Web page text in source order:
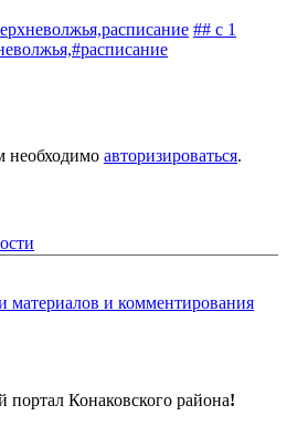
расписание ## с 1
#расписание
необходимо авторизироваться.
материалов и комментирования
Конаковского района!